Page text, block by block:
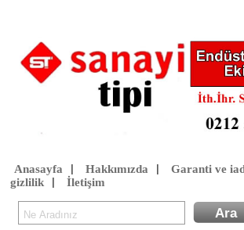
Anasayfa Hakkımızda Garanti ve
gizlilik| İletişim